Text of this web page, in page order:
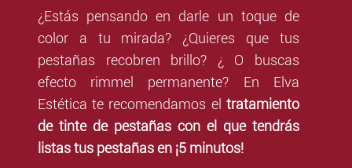
¿Estás pensando en darle un toque de
color a tu mirada? ¿Quieres que tus
pestañas recobren brillo? ¿ O buscas
efecto rimmel permanente? En Elva
Estética te recomendamos el tratamiento
de tinte de pestañas con el que tendrás
listas tus pestañas en ¡5 minutos!